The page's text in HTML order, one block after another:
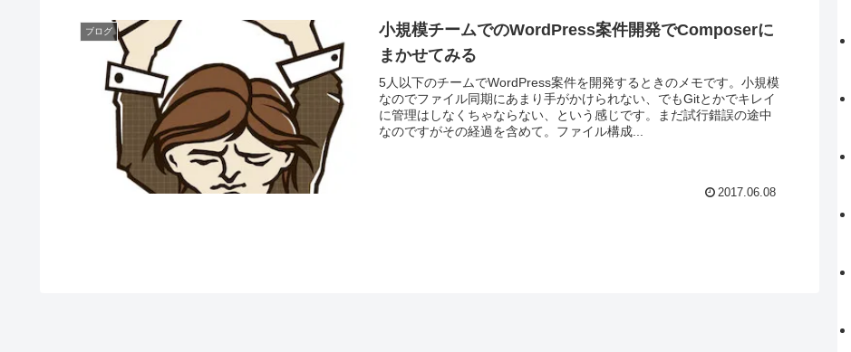
ブログ
小規模チームでのWordPress案件開発でComposerに
まかせてみる
5人以下のチームでWordPress案件を開発するときのメモです。小規模
なのでファイル同期にあまり手がかけられない、でもGitとかでキレイ
に管理はしなくちゃならない、という感じです。まだ試行錯誤の途中
なのですがその経過を含めて。ファイル構成...
2017.06.08